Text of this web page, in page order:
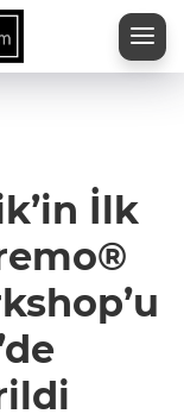
İlk